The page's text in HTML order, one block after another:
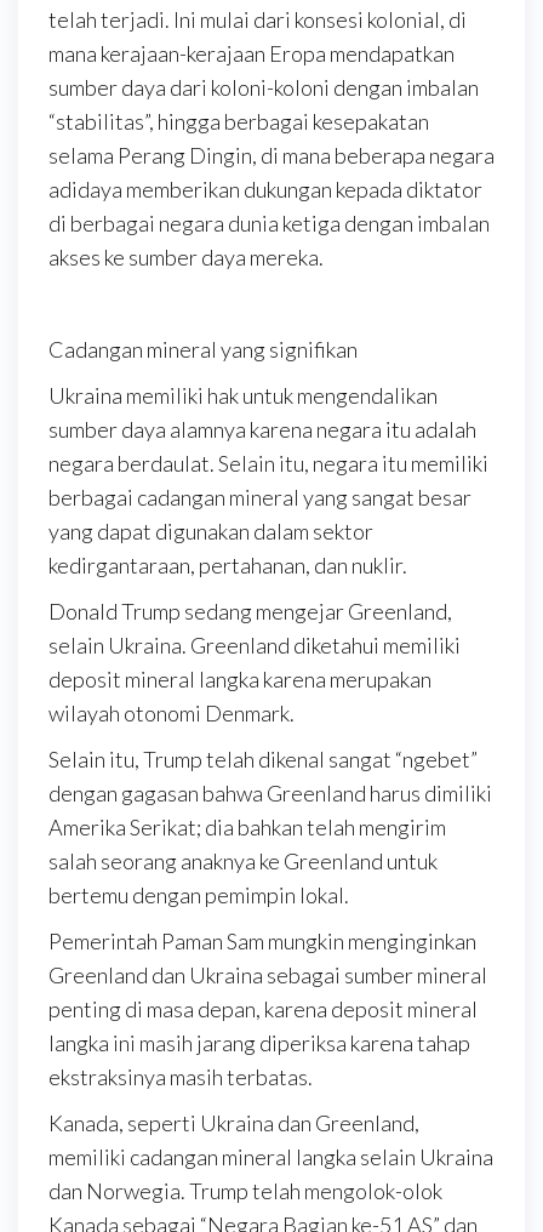
telah terjadi. Ini mulai dari konsesi kolonial, di
mana kerajaan-kerajaan Eropa mendapatkan
sumber daya dari koloni-koloni dengan imbalan
“stabilitas”, hingga berbagai kesepakatan
selama Perang Dingin, di mana beberapa negara
adidaya memberikan dukungan kepada diktator
di berbagai negara dunia ketiga dengan imbalan
akses ke sumber daya mereka.
Cadangan mineral yang signifikan
Ukraina memiliki hak untuk mengendalikan
sumber daya alamnya karena negara itu adalah
negara berdaulat. Selain itu, negara itu memiliki
berbagai cadangan mineral yang sangat besar
yang dapat digunakan dalam sektor
kedirgantaraan, pertahanan, dan nuklir.
Donald Trump sedang mengejar Greenland,
selain Ukraina. Greenland diketahui memiliki
deposit mineral langka karena merupakan
wilayah otonomi Denmark.
Selain itu, Trump telah dikenal sangat “ngebet”
dengan gagasan bahwa Greenland harus dimiliki
Amerika Serikat; dia bahkan telah mengirim
salah seorang anaknya ke Greenland untuk
bertemu dengan pemimpin lokal.
Pemerintah Paman Sam mungkin menginginkan
Greenland dan Ukraina sebagai sumber mineral
penting di masa depan, karena deposit mineral
langka ini masih jarang diperiksa karena tahap
ekstraksinya masih terbatas.
Kanada, seperti Ukraina dan Greenland,
memiliki cadangan mineral langka selain Ukraina
dan Norwegia. Trump telah mengolok-olok
Kanada sebagai “Negara Bagian ke-51 AS” dan